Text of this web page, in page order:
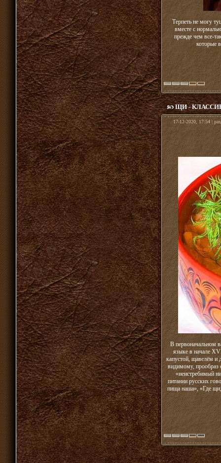
Терпеть не могу
вместе с
прежде чем все-
которые
ЩИ -
17-12-2020, 17:54 |
В первоначальном
языке в начале
капустой, щавелём
видимому, прообраз
«неистребимый
питании русских
пища наша», «Где